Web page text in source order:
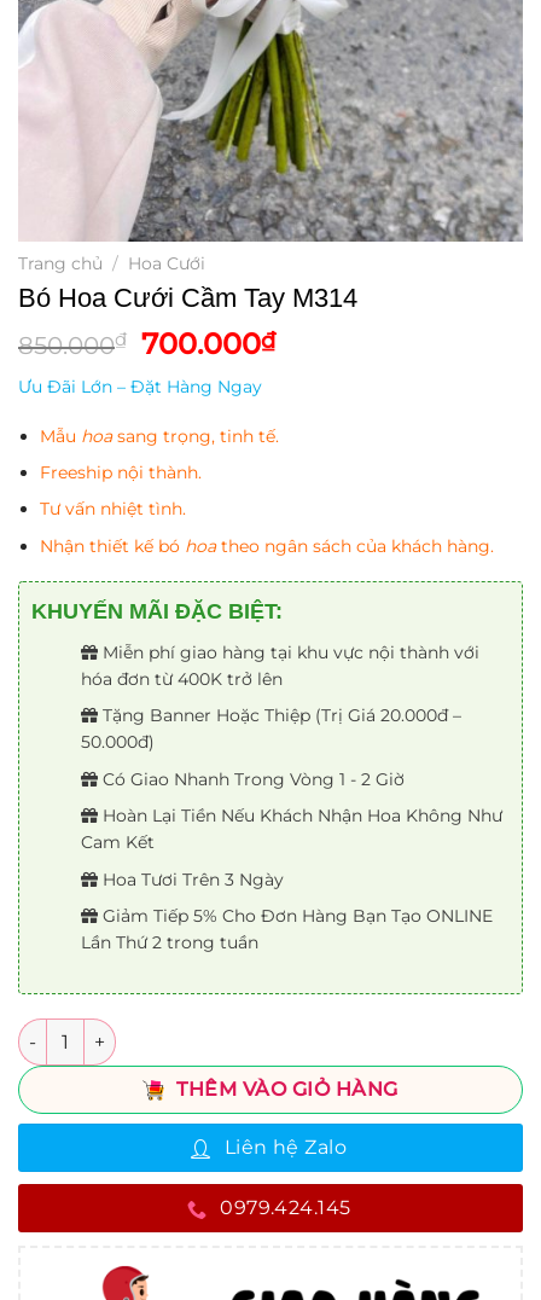
Trang chủ / Hoa Cưới
Bó Hoa Cưới Cầm Tay M314
850.000₫
Giá
gốc
là:
850.000₫.
700.000₫Giá
là:
Ưu Đãi Lớn – Đặt Hàng Ngay
Mẫu hoasang trọng, tinh tế.
Freeship nội thành.
Tư vấn nhiệt tình.
Nhận thiết kế bó hoatheo ngân sách của khách hàng.
KHUYẾN MÃI ĐẶC BIỆT:
Miễn phí giao hàng tại khu vực nội thành với
hóa đơn từ 400K trở lên
Tặng Banner Hoặc Thiệp (Trị Giá 20.000đ –
50.000đ)
Có Giao Nhanh Trong Vòng 1 - 2 Giờ
Hoàn Lại Tiền Nếu Khách Nhận Hoa Không Như
Cam Kết
Hoa Tươi Trên 3 Ngày
Giảm Tiếp 5% Cho Đơn Hàng Bạn Tạo ONLINE
Lần Thứ 2 trong tuần
Số lượng
THÊM VÀO GIỎ HÀNG
Liên hệ Zalo
0979.424.145